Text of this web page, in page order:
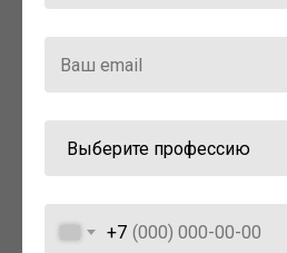
Компания
победителем
+7